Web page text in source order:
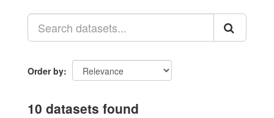
Order by
10 datasets found